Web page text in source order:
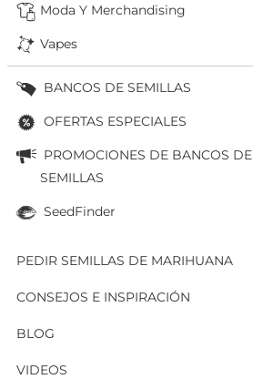
Moda Y Merchandising
Vapes
BANCOS DE SEMILLAS
OFERTAS ESPECIALES
PROMOCIONES DE BANCOS DE
SEMILLAS
SeedFinder
PEDIR SEMILLAS DE MARIHUANA
CONSEJOS E INSPIRACIÓN
BLOG
VIDEOS